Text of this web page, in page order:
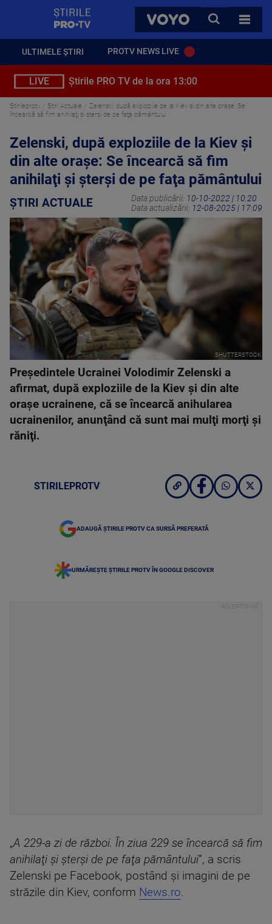
VOYO
CAUTA
TOATE
ULTIMELE ȘTIRI PROTV NEWS LIVE
LIVE Știrile PRO TV de la ora 13:00
Stirileprotv Știri Actuale
Zelenski, după exploziile de la Kiev şi din alte oraşe: Se
încearcă să fim anihilaţi şi şterşi de pe faţa pământului
Zelenski, după exploziile de la Kiev şi
din alte oraşe: Se încearcă să fim
anihilaţi şi şterşi de pe faţa pământului
ȘTIRI ACTUALE Data publicării: 10-10-2022 | 10:20
Data actualizării: 12-08-2025 | 17:09
SHUTTERSTOCK
Preşedintele Ucrainei Volodimir Zelenski a
afirmat, după exploziile de la Kiev şi din alte
oraşe ucrainene, că se încearcă anihularea
ucrainenilor, anunţând că sunt mai mulţi morţi şi
răniţi.
STIRILEPROTV
ADAUGĂ ȘTIRILE PROTV CA SURSĂ PREFERATĂ
URMĂREȘTE ȘTIRILE PROTV ÎN GOOGLE DISCOVER
„A 229-a zi de război. În ziua 229 se încearcă să fim
anihilaţi şi şterşi de pe faţa pământului”, a scris
Zelenski pe Facebook, postând şi imagini de pe
străzile din Kiev, conform News.ro.